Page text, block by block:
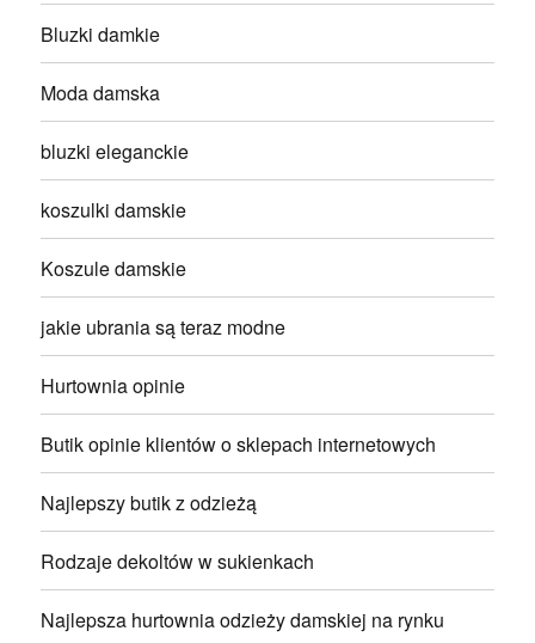
Bluzki damkie
Moda damska
bluzki eleganckie
koszulki damskie
Koszule damskie
jakie ubrania są teraz modne
Hurtownia opinie
Butik opinie klientów o sklepach internetowych
Najlepszy butik z odzieżą
Rodzaje dekoltów w sukienkach
Najlepsza hurtownia odzieży damskiej na rynku